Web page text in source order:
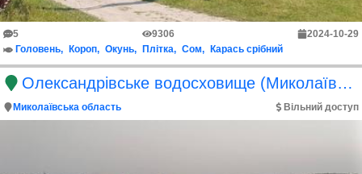
5 9306
2024-10-29
Головень
Короп Окунь Плітка Сом Карась срібний
Олександрівське водосховище (Миколаївська область)
Миколаївська область Вільний доступ